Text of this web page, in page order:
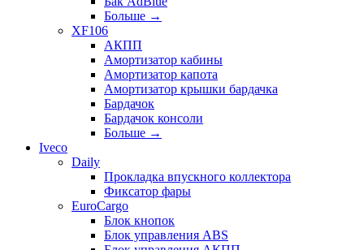
Больше →
XF106
АКПП
Амортизатор кабины
Амортизатор капота
Амортизатор крышки бардачка
Бардачок
Бардачок консоли
Больше →
Iveco
Daily
Прокладка впускного коллектора
Фиксатор фары
EuroCargo
Блок кнопок
Блок управления ABS